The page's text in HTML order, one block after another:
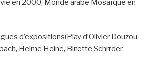
en 2000, Monde arabe Mosaïque en
d’expositions(Play d’Olivier Douzou,
Helme Heine, Binette Schrrder,